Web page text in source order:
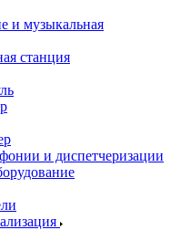
и музыкальная
станция
и диспетчеризации